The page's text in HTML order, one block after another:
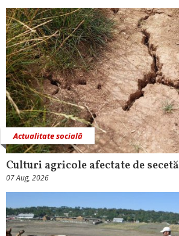
Actualitate socială
Culturi agricole afectate de secetă
07 Aug, 2026